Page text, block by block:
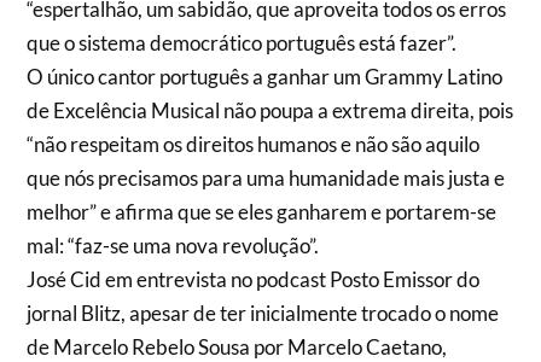
“espertalhão, um sabidão, que aproveita todos os erros
que o sistema democrático português está fazer”.
O único cantor português a ganhar um Grammy Latino
de Excelência Musical não poupa a extrema direita, pois
“não respeitam os direitos humanos e não são aquilo
que nós precisamos para uma humanidade mais justa e
melhor” e afirma que se eles ganharem e portarem-se
mal: “faz-se uma nova revolução”.
José Cid em entrevista no podcast Posto Emissor do
jornal Blitz, apesar de ter inicialmente trocado o nome
de Marcelo Rebelo Sousa por Marcelo Caetano,